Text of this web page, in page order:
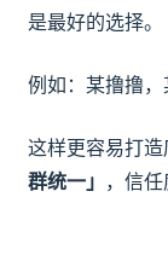
是最好的选择。
例如：某撸撸，
这样更容易打造
群统一」
，信任